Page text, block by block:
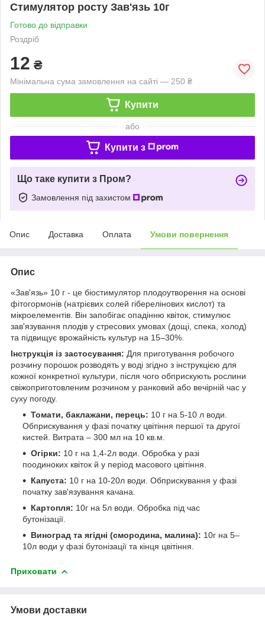
Стимулятор росту Зав'язь 10г
Готово до відправки
Роздріб
12 ₴
Мінімальна сума замовлення на сайті — 250 ₴
Купити
або
Купити з
Що таке купити з Пром?
Замовлення під захистом
Опис Доставка Оплата Умови повернення
Опис
«Зав'язь» 10 г - це біостимулятор плодоутворення на основі
фітогормонів (натрієвих солей гіберелінових кислот) та
мікроелементів. Він запобігає опадінню квіток, стимулює
зав'язування плодів у стресових умовах (дощі, спека, холод)
та підвищує врожайність культур на 15–30%.
Інструкція із застосування: Для приготування робочого
розчину порошок розводять у воді згідно з інструкцією для
кожної конкретної культури, після чого обприскують рослини
свіжоприготовленим розчином у ранковий або вечірній час у
суху погоду.
Томати, баклажани, перець: 10 г на 5-10 л води.
Обприскування у фазі початку цвітіння першої та другої
кистей. Витрата – 300 мл на 10 кв.м.
Огірки: 10 г на 1,4-2л води. Обробка у разі
поодиноких квіток й у період масового цвітіння.
Капуста: 10 г на 10-20л води. Обприскування у фазі
початку зав'язування качана.
Картопля: 10г на 5л води. Обробка під час
бутонізації.
Виноград та ягідні (смородина, малина): 10г на 5–
10л води у фазі бутонізації та кінця цвітіння.
Приховати
Умови доставки